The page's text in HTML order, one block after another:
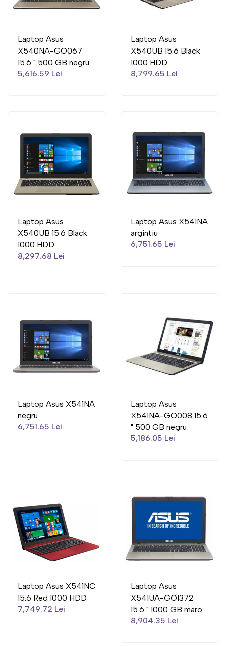
Laptop Asus
X540NA-GO067
15.6 " 500 GB negru
5,616.59 Lei
Laptop Asus
X540UB 15.6 Black
1000 HDD
8,799.65 Lei
Laptop Asus
X540UB 15.6 Black
1000 HDD
8,297.68 Lei
Laptop Asus X541NA
argintiu
6,751.65 Lei
Laptop Asus X541NA
negru
6,751.65 Lei
Laptop Asus
X541NA-GO008 15.6
" 500 GB negru
5,186.05 Lei
Laptop Asus X541NC
15.6 Red 1000 HDD
7,749.72 Lei
Laptop Asus
X541UA-GO1372
15.6 " 1000 GB maro
8,904.35 Lei